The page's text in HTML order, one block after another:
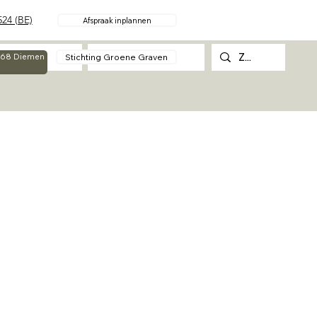
Over Contact
Diemen Stichting Groene Graven
(BE) Afspraak inplannen